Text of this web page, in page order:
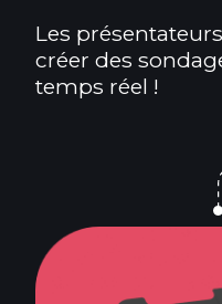
Les
créer des
temps réel !